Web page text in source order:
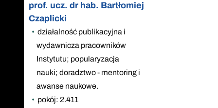
prof. ucz. dr hab. Bartłomiej
Czaplicki
działalność publikacyjna i
wydawnicza pracowników
Instytutu; popularyzacja
nauki; doradztwo - mentoring i
awanse naukowe.
pokój: 2.411